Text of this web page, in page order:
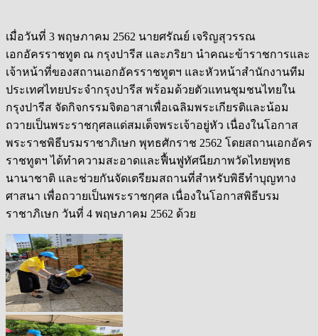
เมื่อวันที่ 3 พฤษภาคม 2562 นายศรัณย์ เจริญสุวรรณ
เอกอัครราชทูต ณ กรุงปารีส และภริยา นำคณะข้าราชการและ
เจ้าหน้าที่ของสถานเอกอัครราชทูตฯ และหัวหน้าสำนักงานทีม
ประเทศไทยประจำกรุงปารีส พร้อมด้วยตัวแทนชุมชนไทยใน
กรุงปารีส จัดกิจกรรมจิตอาสาเพื่อเฉลิมพระเกียรติและน้อม
ถวายเป็นพระราชกุศลแด่สมเด็จพระเจ้าอยู่หัว เนื่องในโอกาส
พระราชพิธีบรมราชาภิเษก พุทธศักราช 2562 โดยสถานเอกอัคร
ราชทูตฯ ได้ทำความสะอาดและฟื้นฟูทัศนียภาพวัดไทยพุทธ
นานาชาติ และช่วยกันจัดเตรียมสถานที่สำหรับพิธีทำบุญทาง
ศาสนา เพื่อถวายเป็นพระราชกุศล เนื่องในโอกาสพิธีบรม
ราชาภิเษก วันที่ 4 พฤษภาคม 2562 ด้วย